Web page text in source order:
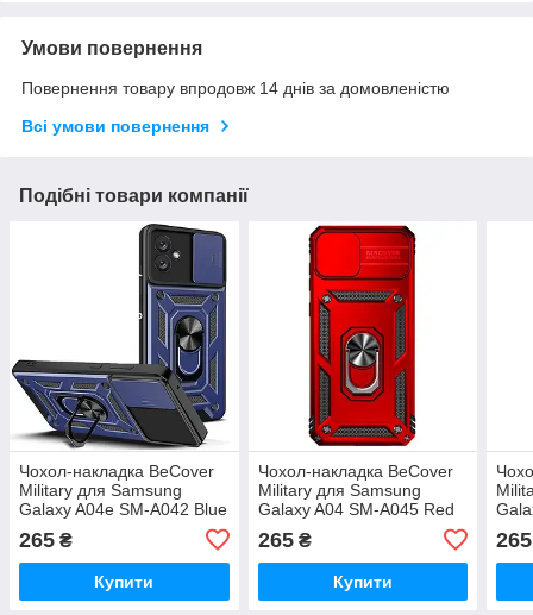
Умови повернення
Повернення товару впродовж 14 днів за домовленістю
Всі умови повернення
Подібні товари компанії
Чохол-накладка BeCover
Military для Samsung
Galaxy A04e SM-A042 Blue
265 ₴
Купити
Чохол-накладка BeCover
Military для Samsung
Galaxy A04 SM-A045 Red
265₴
Купити
265